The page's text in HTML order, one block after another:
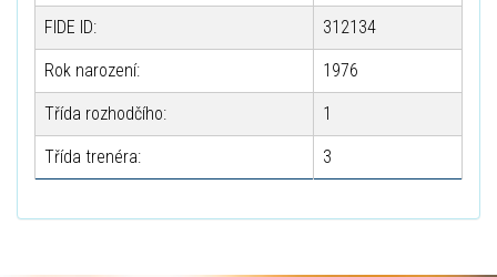
FIDE ID: 312134
Rok narození: 1976
Třída rozhodčího: 1
Třída trenéra: 3